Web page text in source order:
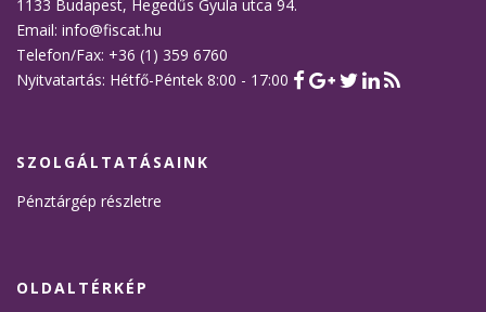
1133 Budapest, Hegedűs Gyula utca 94.
Email: info@fiscat.hu
Telefon/Fax: +36 (1) 359 6760
Nyitvatartás: Hétfő-Péntek 8:00 - 17:00
SZOLGÁLTATÁSAINK
Pénztárgép részletre
OLDALTÉRKÉP